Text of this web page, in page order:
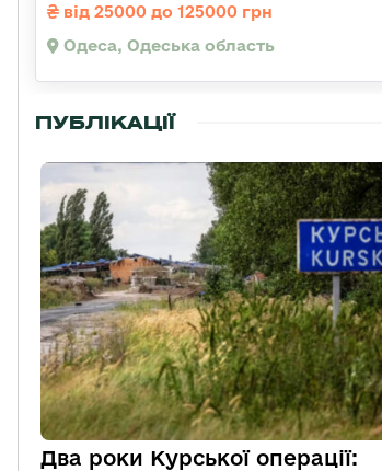
від 25000 до 125000 грн
Одеса, Одеська область
ПУБЛІКАЦІЇ
Два роки Курської операції: